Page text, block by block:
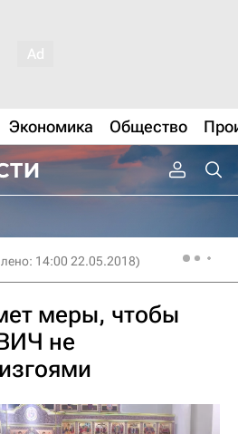
Экономика Общество
14:00 22.05.2018)
меры, чтобы
не